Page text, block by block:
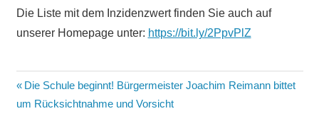
Die Liste mit dem Inzidenzwert finden Sie auch auf
unserer Homepage unter: https://bit.ly/2PpvPlZ
Beitragsnavigation
Vorheriger
Beitrag:
Die Schule beginnt! Bürgermeister Joachim Reimann bittet
um Rücksichtnahme und Vorsicht